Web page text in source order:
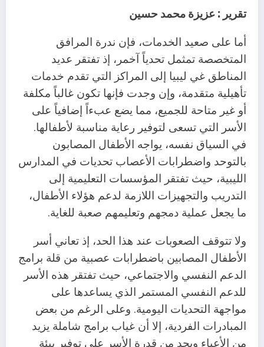
تقرير : عزيزة محمد حسين
أما على صعيد الخدمات، فإن ندرة المرافق
المتخصصة تمثمل تحدياً آخمر، إذ تفتقر عديد
المناطق غي ليبيا إلى المراكز التي تقدم خدمات
تأهيلية متقدمة، وإن وجدت فإنها تكون غالباً مكلفة
أو غير متاحة للجميع، مما يضع عبءاً إضافياً على
الأسر التي تسعى لتوفير رعاية مناسبة لأطفالها.
في السياق نفسه، يواجه الأطفال المصابون
بالتوحد واضطرابات الأعصاب تحديات في المدارس
الليبية، حيث تفتقر المؤسسات التعليمية إلى
التدريب والتجهيزات اللازمة لدعم هؤلاء الأطفال،
ما يجعل عملية دمجهم وتعليمهم صعبة للغاية.
ولا تتوقف الصعوبات عند هذا الحد، إذ تعاني أسر
الأطفال المصابين باضطرابات عصبية من قلة برامج
الدعم النفسي والاجتماعي، حيث تفتقر هذه الأسر
للدعم النفسي المستمر الذي يساعدها على
مواجهة التحديات اليومية. وعلى الرغم من بعض
المبادرات الفردية، إلا أن غياب برامج شاملة يزيد
من الأعباء ويحد من قدرة الأسر على توفير بيئة